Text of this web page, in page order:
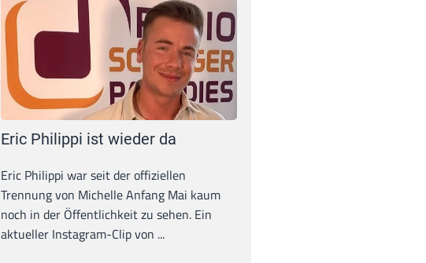
Eric Philippi ist wieder da
Eric Philippi war seit der offiziellen
Trennung von Michelle Anfang Mai kaum
noch in der Öffentlichkeit zu sehen. Ein
aktueller Instagram-Clip von ...